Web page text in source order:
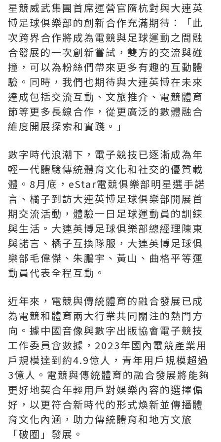
星競威武集團首席運營官隋杭對與大連英
博足球俱樂部的創新合作充滿期待：「此
次跨界合作將成為電競與足球運動之間融
合發展的一次創新嘗試，雙方的交流與碰
撞，可以為粉絲們帶來更多有趣的互動體
驗。同時，我們也期待與大連英博在未來
達成包括交流互動、文旅推介、電競體育
節等更多長線合作，從更廣泛的數體融合
維度開展探索和實踐。」
數字時代浪潮下，電子競技已逐漸成為年
輕一代體驗傳統體育文化和社交的優質載
體。8月底，eStar電競俱樂部明星選手諾
言、橘子到訪大連英博足球俱樂部開展首
期交流活動，體驗一日足球運動員的訓練
與生活。大連英博足球俱樂部總經理陳東
與諾言、橘子互換隊服，大連英博足球俱
樂部毛偉傑、朱鵬宇、黃山、曲格平等運
動員代表全程互動。
近年來，電競與傳統體育的融合發展已成
為電競和體育兩大行業共同關注的熱門方
向。據中國音像與數字出版協會電子競技
工作委員會數據，2023年國內電競產業用
戶規模達到約4.9億人，青年用戶規模超過
3億人。電競與傳統體育的融合發展將能夠
更好地契合年輕用戶對娛樂內容的選擇偏
好，以更符合新時代的形式煥新並傳播體
育文化內涵，助力傳統體育和地方文旅
「破圈」發展。